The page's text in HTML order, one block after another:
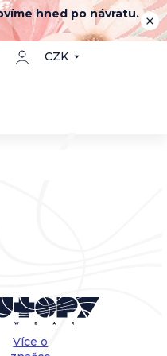
hned po návratu.
CZK
Více o